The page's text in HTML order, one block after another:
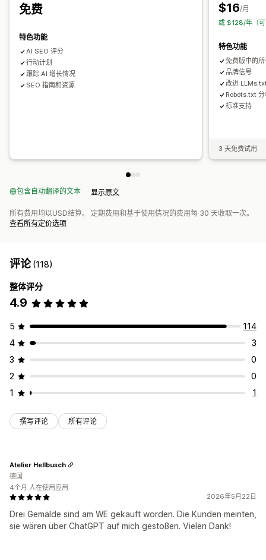
分析控制面板
免费
特色功能
AI SEO 评分
行动计划
跟踪 AI 增长情况
SEO 指南和资源
$16/月
或 $128/年（
特色功能
免费版中的
品牌信号
改进
Robots.txt
标准支持
3 天免费试用
包含自动翻译的文本 显示原文
所有费用均以USD结算。 定期费用和基于使用情况的费用每 30 天收取一次。
查看所有定价选项
评论(118)
整体评分
4.9
5
114
4
3
3
0
2
0
1
1
撰写评论 所有评论
2026年5月22日
Drei Gemälde sind am WE gekauft worden. Die Kunden meinten,
sie wären über ChatGPT auf mich gestoßen. Vielen Dank!
Atelier Hellbusch
德国
4个月 人在使用应用